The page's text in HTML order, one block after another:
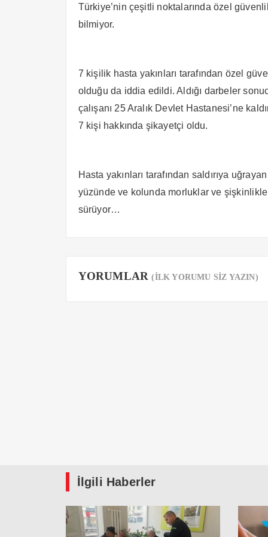
Türkiye’nin çeşitli noktalarında özel
bilmiyor.
7 kişilik hasta yakınları tarafından özel
olduğu da iddia edildi. Aldığı darbeler
çalışanı 25 Aralık Devlet Hastanesi’ne
7 kişi hakkında şikayetçi oldu.
Hasta yakınları tarafından saldırıya
yüzünde ve kolunda morluklar ve
sürüyor…
YORUMLAR(İLK YORUMU SİZ YAZIN)
İlgili Haberler